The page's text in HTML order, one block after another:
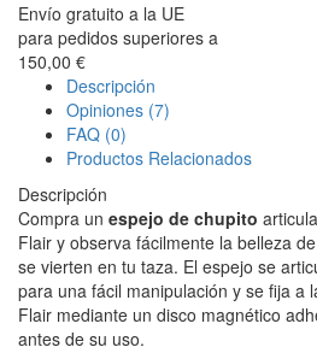
Envío gratuito a la UE
para pedidos superiores a
150,00 €
Descripción
Opiniones (7)
FAQ (0)
Productos Relacionados
Descripción
Compra un espejo de chupito
Flair y observa fácilmente la belleza
se vierten en tu taza. El espejo se
para una fácil manipulación y se fija a
Flair mediante un disco magnético
antes de su uso.